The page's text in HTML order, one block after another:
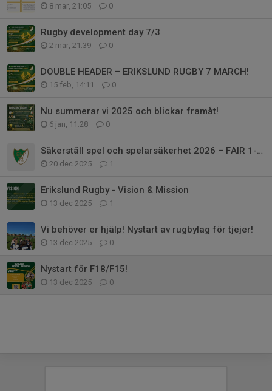
8 mar, 21:05 0
Rugby development day 7/3
2 mar, 21:39 0
DOUBLE HEADER – ERIKSLUND RUGBY 7 MARCH!
15 feb, 14:11 0
Nu summerar vi 2025 och blickar framåt!
6 jan, 11:28 0
Säkerställ spel och spelarsäkerhet 2026 – FAIR 1-utbildning i februari
20 dec 2025 1
Erikslund Rugby - Vision & Mission
13 dec 2025 1
Vi behöver er hjälp! Nystart av rugbylag för tjejer!
13 dec 2025 0
Nystart för F18/F15!
13 dec 2025 0